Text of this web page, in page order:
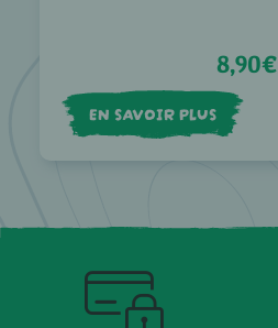
8,90€
EN SAVOIR PLUS